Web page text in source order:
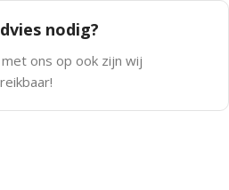
nodig?
met ons op ook zijn wij